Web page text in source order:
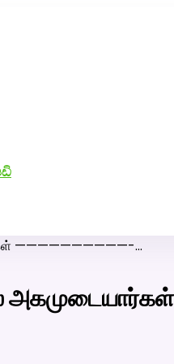
——————————-…
பெண்